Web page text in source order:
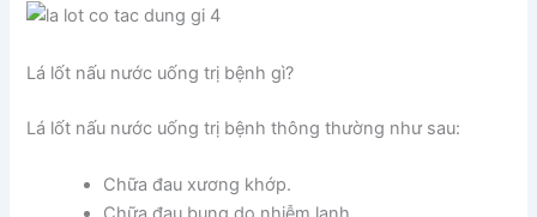
Lá lốt nấu nước uống trị bệnh gì?
Lá lốt nấu nước uống trị bệnh thông thường như sau:
Chữa đau xương khớp.